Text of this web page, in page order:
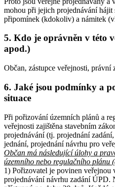
mohou při jejich projednávání hájit
připomínek (kdokoliv) a námitek
5. Kdo je oprávněn v této
apod.)
Občan, zástupce veřejnosti, právní
6. Jaké jsou podmínky a
situace
Při pořizování územních plánů a
veřejnosti zajištěna stavebním
projednávání (tj. projednání
jednání, projednání návrhu pro
Občan má následující úlohy a
územního nebo regulačního plánu
1) Pořizovatel je povinen veřejnou
projednávání návrhu zadání ÚPD.